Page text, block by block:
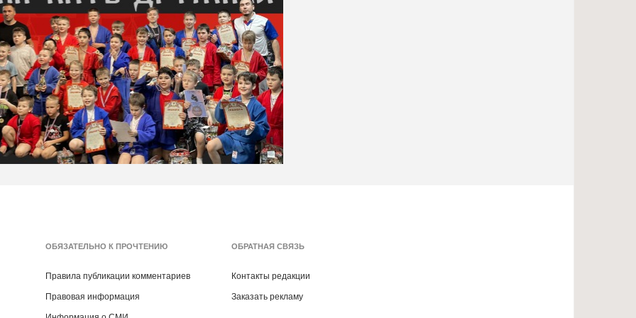
ОБЯЗАТЕЛЬНО К ПРОЧТЕНИЮ
Правила публикации комментариев
Правовая информация
ОБРАТНАЯ СВЯЗЬ
Контакты редакции
Заказать рекламу